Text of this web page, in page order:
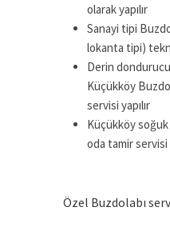
olarak yapılır
Sanayi tipi
lokanta tipi)
Derin
Küçükköy
servisi yapılır
Küçükköy
oda tamir
Özel Buzdolabı